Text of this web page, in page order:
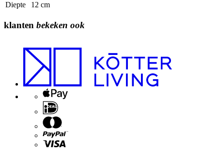
Diepte
12 cm
klanten bekeken ook